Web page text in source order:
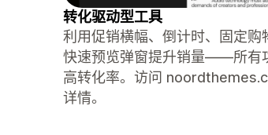
转化驱动型工具
利用促销横幅、倒计时、固定购
快速预览弹窗提升销量——所有
高转化率。访问
详情。